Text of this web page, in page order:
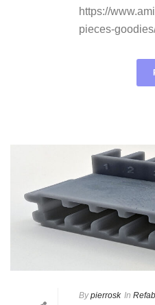
https://
pieces-
By pierrosk In